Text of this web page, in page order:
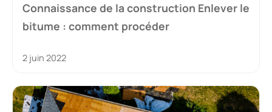
Connaissance de la construction Enlever le
bitume : comment procéder
2 juin 2022